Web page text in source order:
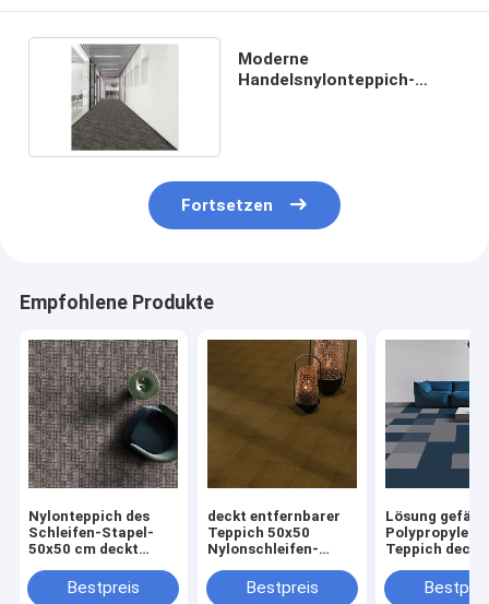
Moderne
Handelsnylonteppich-
Fortsetzen
Empfohlene Produkte
Nylonteppich des
Schleifen-Stapel-
50x50 cm deckt
ZiegelnBestpreis
deckt entfernbarer
Teppich 50x50
Nylonschleifen-
Handelsstatische
Teppich-Antifliesen
Bestpreis
Lösung
Polypropylen-
Teppich deckt
Stapel für
mit Ziegeln